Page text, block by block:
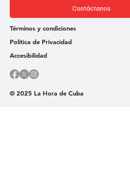
© 2025 La Hora de Cuba
Contáctanos
Términos y condiciones
Política de Privacidad
Accesibilidad